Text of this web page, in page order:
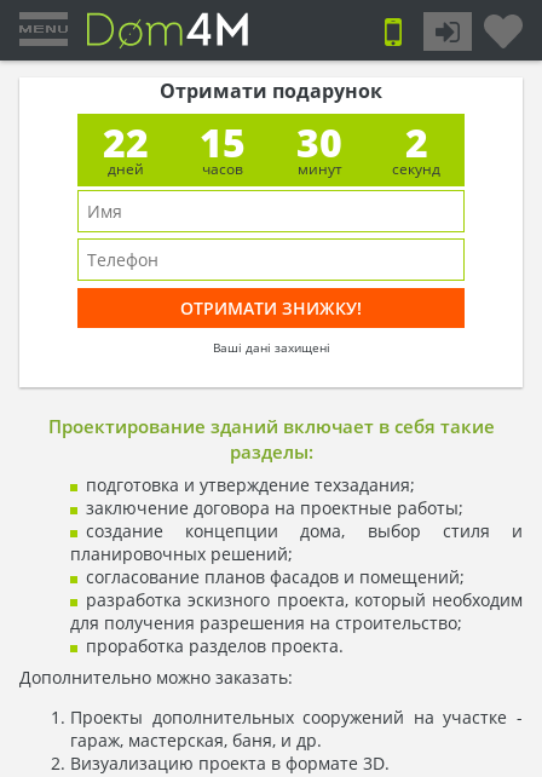
Отримати подарунок
22
дней
15
часов
30
минут
2
секунд
Ваші дані захищені
Проектирование зданий включает в себя такие
разделы:
подготовка и утверждение техзадания;
заключение договора на проектные работы;
создание концепции дома, выбор стиля и
планировочных решений;
согласование планов фасадов и помещений;
разработка эскизного проекта, который необходим
для получения разрешения на строительство;
проработка разделов проекта.
Дополнительно можно заказать:
Проекты дополнительных сооружений на участке -
гараж, мастерская, баня, и др.
Визуализацию проекта в формате 3D.